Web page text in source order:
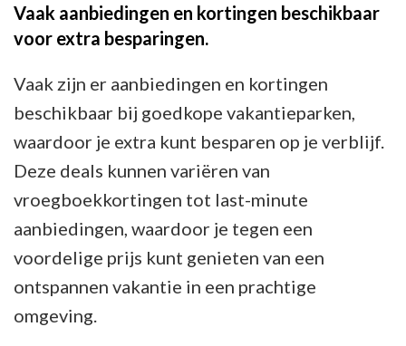
Vaak aanbiedingen en kortingen beschikbaar
voor extra besparingen.
Vaak zijn er aanbiedingen en kortingen
beschikbaar bij goedkope vakantieparken,
waardoor je extra kunt besparen op je verblijf.
Deze deals kunnen variëren van
vroegboekkortingen tot last-minute
aanbiedingen, waardoor je tegen een
voordelige prijs kunt genieten van een
ontspannen vakantie in een prachtige
omgeving.